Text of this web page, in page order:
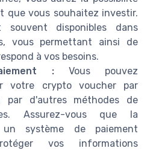
que vous souhaitez investir.
souvent disponibles dans
vous permettant ainsi de
à vos besoins.
:Vous pouvez
votre crypto voucher par
d'autres méthodes de
Assurez-vous que la
système de paiement
vos informations